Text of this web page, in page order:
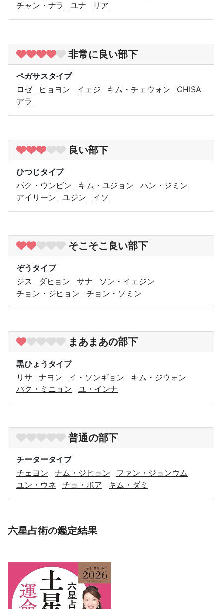
チャン・ナラ
ユナ リア
非常に良い部下
ペガサスタイプ
ロゼ
ヒョヨン イェジ キム・チェウォン
CHISA
アラ
良い部下
ひつじタイプ
パク・ウンビン
キム・ユジョン
ハン・ジミン
アイリーン
ユジン イソ
そこそこ良い部下
ぞうタイプ
ジス
ダヒョン サナ
ソン・イェジン
チョン・ジヒョン
チョン・ソミン
まあまあの部下
黒ひょうタイプ
リサ
ナヨン イ・ソンギョン
キム・ジウォン
パク・ミニョン
ユ・インナ
普通の部下
チータータイプ
チェヨン
ナム・ジヒョン
ファン・ジョンウム
ユン・ウネ
チョ・ボア キム・ダミ
六星占術の鑑定結果